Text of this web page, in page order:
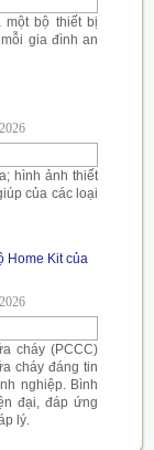
một bộ thiết bị
gia đình an
hình ảnh thiết
của các loại
Home Kit của
cháy (PCCC)
cháy đáng tin
nghiệp. Bình
đại, đáp ứng
lý.